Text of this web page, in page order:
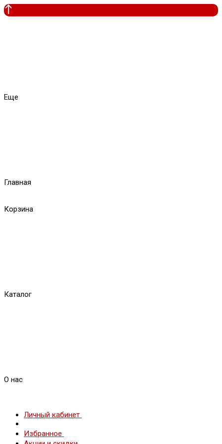
Еще
Главная
Корзина
Каталог
О нас
Личный кабинет
Избранное